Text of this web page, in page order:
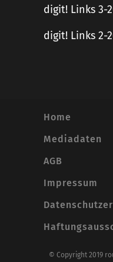
digit! Links 3-
digit! Links 2-
Home
Mediadaten
AGB
Impressum
© Copyright 2019